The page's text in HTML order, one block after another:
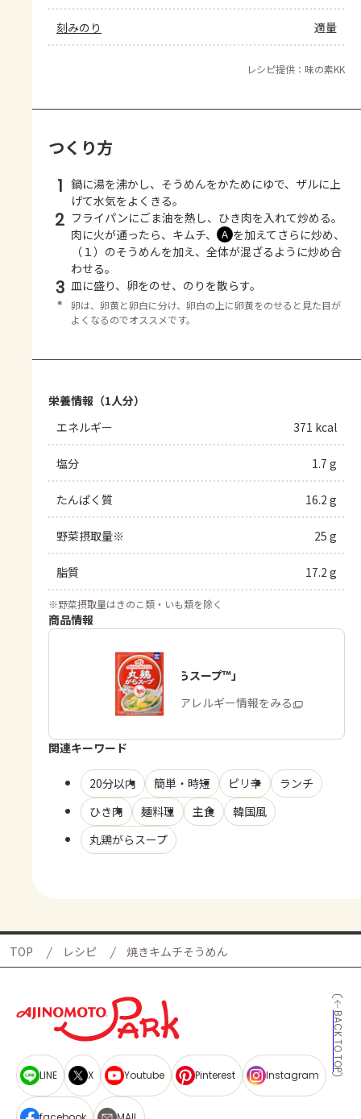
刻みのり 適量
レシピ提供：味の素KK
つくり方
1 鍋に湯を沸かし、そうめんをかためにゆで、ザルに上
げて水気をよくきる。
2 フライパンにごま油を熱し、ひき肉を入れて炒める。
肉に火が通ったら、キムチ、
Ａ を加えてさらに炒め、
（１）のそうめんを加え、全体が混ざるように炒め合
わせる。
3 皿に盛り、卵をのせ、のりを散らす。
＊
卵は、卵黄と卵白に分け、卵白の上に卵黄をのせると見た目が
よくなるのでオススメです。
栄養情報（1人分）
エネルギー
371 kcal
塩分 1.7 g
たんぱく質 16.2 g
野菜摂取量※ 25 g
脂質 17.2 g
※野菜摂取量はきのこ類・いも類を除く
商品情報
「丸鶏がらスープ™」
商品・アレルギー情報をみる
関連キーワード
20分以内 簡単・時短 ピリ辛
ランチ
ひき肉
麺料理 主食
韓国風
丸鶏がらスープ
TOP レシピ 焼きキムチそうめん
BACK TO TOP
LINE X Youtube Pinterest Instagram